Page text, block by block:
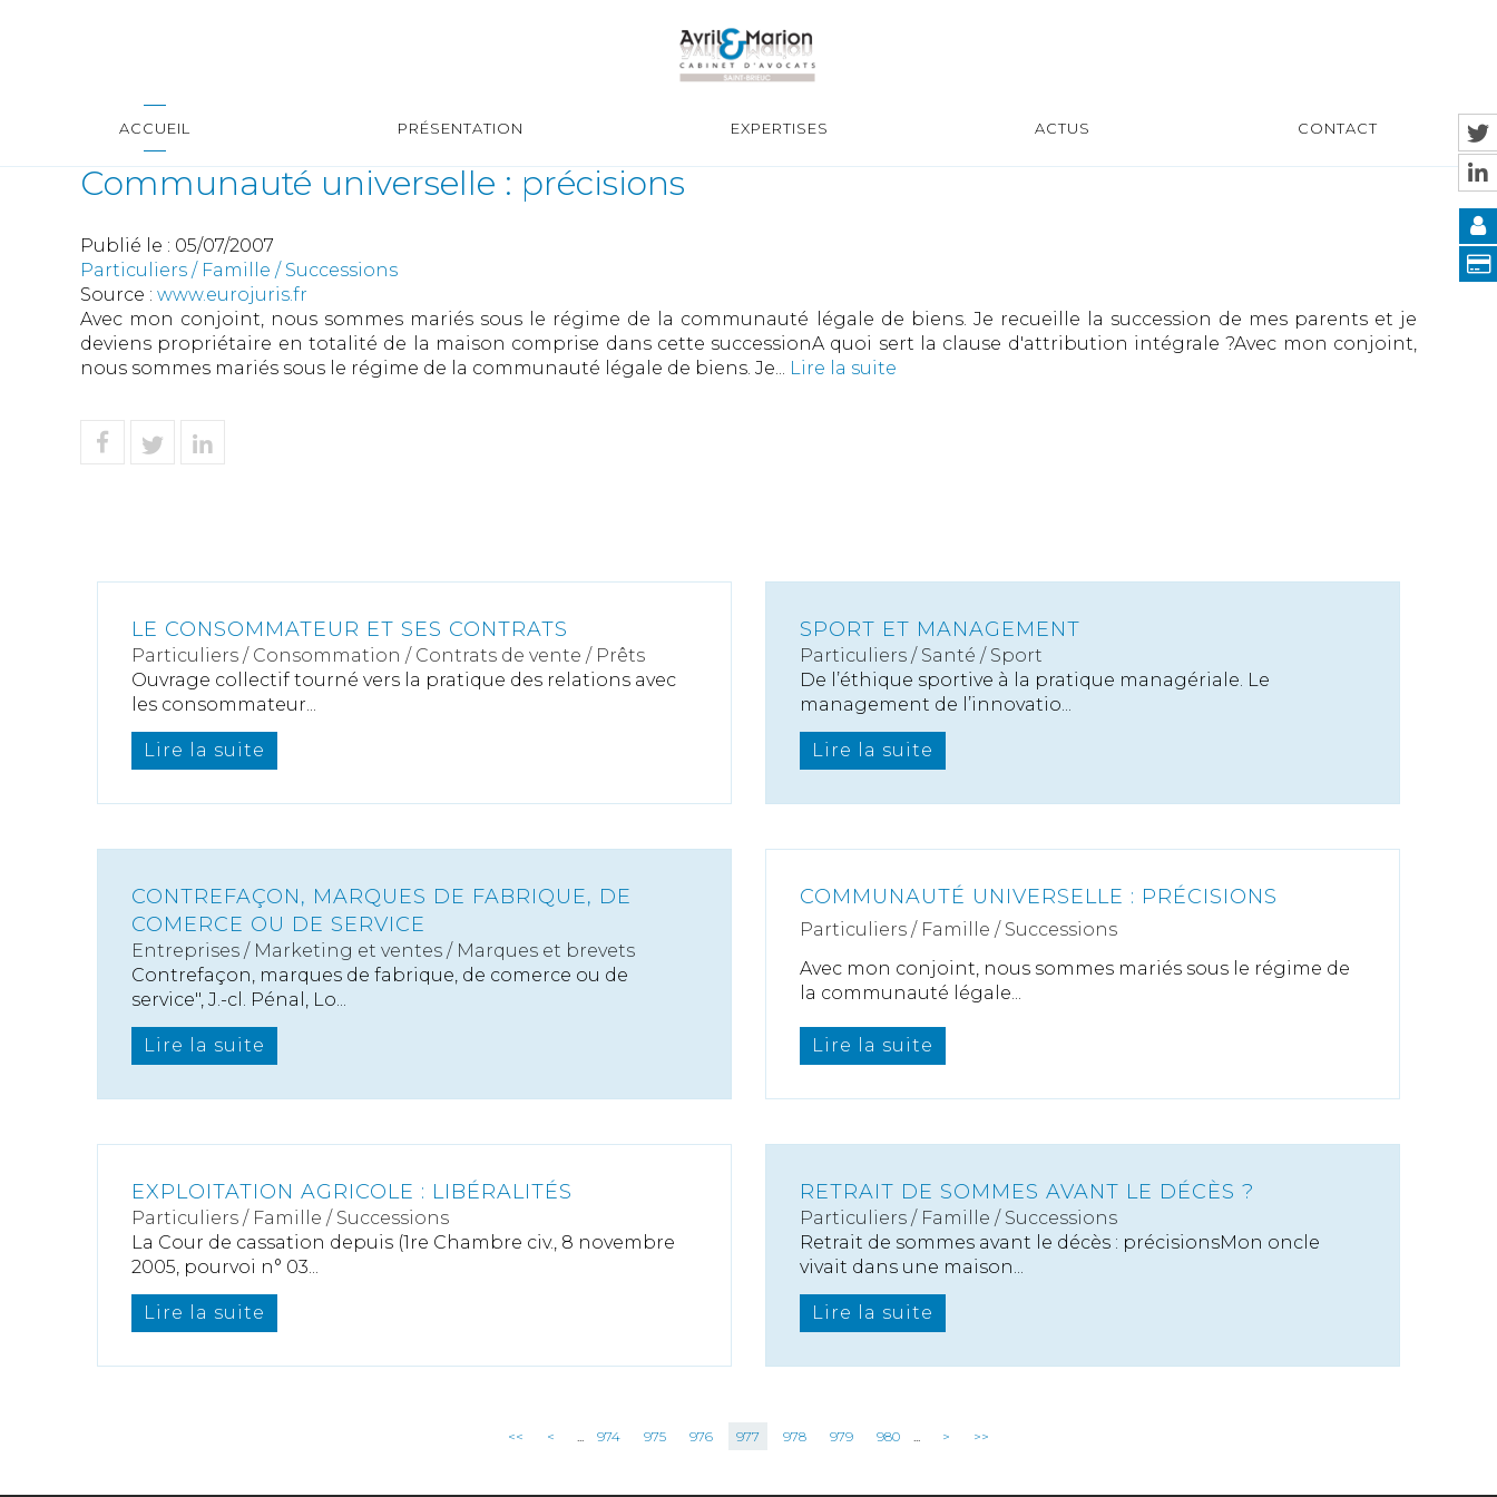
ACCUEIL PRÉSENTATION EXPERTISES ACTUS CONTACT
Communauté universelle : précisions
Publié le : 05/07/2007
Particuliers / Famille / Successions
Source : www.eurojuris.fr
Avec mon conjoint, nous sommes mariés sous le régime de la communauté légale de biens. Je recueille la succession de mes parents et je
deviens propriétaire en totalité de la maison comprise dans cette successionA quoi sert la clause d'attribution intégrale ?Avec mon conjoint,
nous sommes mariés sous le régime de la communauté légale de biens. Je... Lire la suite
LE CONSOMMATEUR ET SES CONTRATS
Particuliers / Consommation / Contrats de vente / Prêts
Ouvrage collectif tourné vers la pratique des relations avec
les consommateur...
Lire la suite
SPORT ET MANAGEMENT
Particuliers / Santé / Sport
De l’éthique sportive à la pratique managériale. Le
management de l’innovatio...
Lire la suite
CONTREFAÇON, MARQUES DE FABRIQUE, DE
COMERCE OU DE SERVICE
Entreprises / Marketing et ventes / Marques et brevets
Contrefaçon, marques de fabrique, de comerce ou de
service", J.-cl. Pénal, Lo...
Lire la suite
COMMUNAUTÉ UNIVERSELLE : PRÉCISIONS
Particuliers / Famille / Successions
Avec mon conjoint, nous sommes mariés sous le régime de
la communauté légale...
Lire la suite
EXPLOITATION AGRICOLE : LIBÉRALITÉS
Particuliers / Famille / Successions
La Cour de cassation depuis (1re Chambre civ., 8 novembre
2005, pourvoi n° 03...
Lire la suite
RETRAIT DE SOMMES AVANT LE DÉCÈS ?
Particuliers / Famille / Successions
Retrait de sommes avant le décès : précisionsMon oncle
vivait dans une maison...
Lire la suite
<< < ... 974 975 976 977 978 979 980 ... > >>